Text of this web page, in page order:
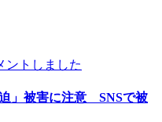
ントしました
」被害に注意 SNSで被